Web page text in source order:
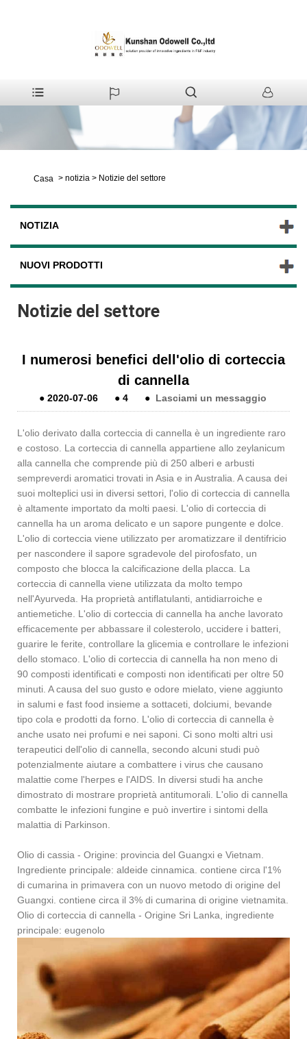
Casa > notizia > Notizie del settore
NOTIZIA
NUOVI PRODOTTI
Notizie del settore
I numerosi benefici dell'olio di corteccia
di cannella
●2020-07-06 ●4 ● Lasciami un messaggio
L'olio derivato dalla corteccia di cannella è un ingrediente raro
e costoso. La corteccia di cannella appartiene allo zeylanicum
alla cannella che comprende più di 250 alberi e arbusti
sempreverdi aromatici trovati in Asia e in Australia. A causa dei
suoi molteplici usi in diversi settori, l'olio di corteccia di cannella
è altamente importato da molti paesi. L'olio di corteccia di
cannella ha un aroma delicato e un sapore pungente e dolce.
L'olio di corteccia viene utilizzato per aromatizzare il dentifricio
per nascondere il sapore sgradevole del pirofosfato, un
composto che blocca la calcificazione della placca. La
corteccia di cannella viene utilizzata da molto tempo
nell'Ayurveda. Ha proprietà antiflatulanti, antidiarroiche e
antiemetiche. L'olio di corteccia di cannella ha anche lavorato
efficacemente per abbassare il colesterolo, uccidere i batteri,
guarire le ferite, controllare la glicemia e controllare le infezioni
dello stomaco. L'olio di corteccia di cannella ha non meno di
90 composti identificati e composti non identificati per oltre 50
minuti. A causa del suo gusto e odore mielato, viene aggiunto
in salumi e fast food insieme a sottaceti, dolciumi, bevande
tipo cola e prodotti da forno. L'olio di corteccia di cannella è
anche usato nei profumi e nei saponi. Ci sono molti altri usi
terapeutici dell'olio di cannella, secondo alcuni studi può
potenzialmente aiutare a combattere i virus che causano
malattie come l'herpes e l'AIDS. In diversi studi ha anche
dimostrato di mostrare proprietà antitumorali. L'olio di cannella
combatte le infezioni fungine e può invertire i sintomi della
malattia di Parkinson.
Olio di cassia - Origine: provincia del Guangxi e Vietnam.
Ingrediente principale: aldeide cinnamica. contiene circa l'1%
di cumarina in primavera con un nuovo metodo di origine del
Guangxi. contiene circa il 3% di cumarina di origine vietnamita.
Olio di corteccia di cannella - Origine Sri Lanka, ingrediente
principale: eugenolo